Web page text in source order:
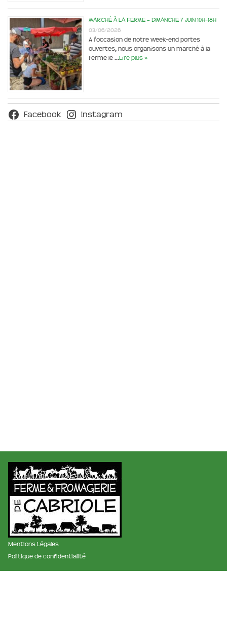
Marché à la ferme – dimanche 7 juin 10h-18h
03/06/2026
A l’occasion de notre week-end portes
ouvertes, nous organisons un marché à la
ferme le …Lire plus »
Facebook Instagram
Mentions Légales
Politique de confidentialité